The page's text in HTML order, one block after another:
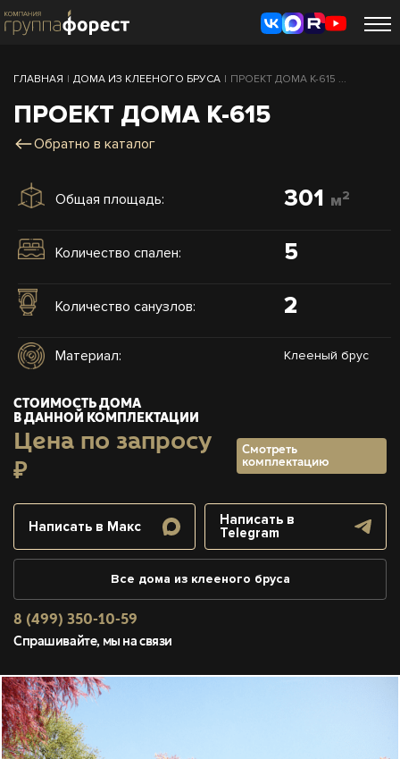
ГЛАВНАЯ | ДОМА ИЗ КЛЕЕНОГО БРУСА | ПРОЕКТ ДОМА К-615 ...
ПРОЕКТ ДОМА К-615
Обратно в каталог
Общая площадь: 301 м2
Количество спален: 5
Количество санузлов: 2
Материал: Клееный брус
СТОИМОСТЬ ДОМА
В ДАННОЙ КОМПЛЕКТАЦИИ
Цена по запросу
₽
Смотреть
комплектацию
Написать в Макс
Написать в
Telegram
Все дома из клееного бруса
8 (499) 350-10-59
Спрашивайте, мы на связи